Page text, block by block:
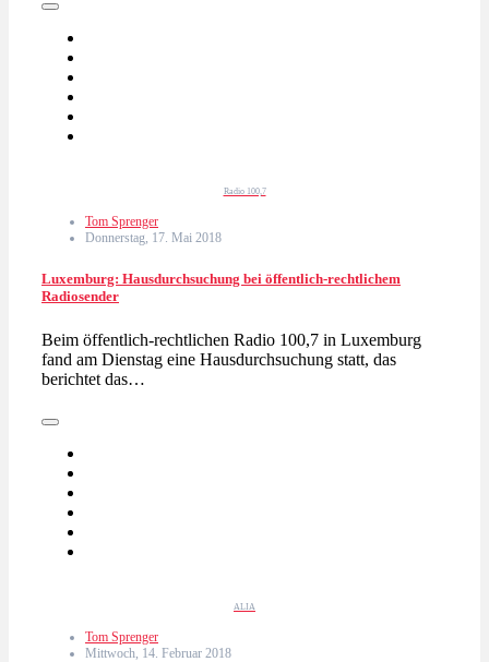
Radio 100,7
Tom Sprenger
Donnerstag, 17. Mai 2018
Luxemburg: Hausdurchsuchung bei öffentlich-rechtlichem
Radiosender
Beim öffentlich-rechtlichen Radio 100,7 in Luxemburg
fand am Dienstag eine Hausdurchsuchung statt, das
berichtet das…
ALIA
Tom Sprenger
Mittwoch, 14. Februar 2018